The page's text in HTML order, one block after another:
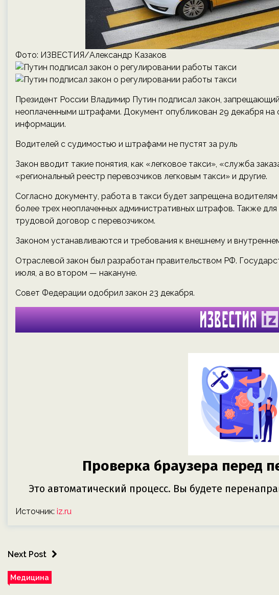
Фото: ИЗВЕСТИЯ/Александр Казаков
Президент России Владимир Путин подписал закон,
неоплаченными штрафами. Документ опубликован 29 декабря
информации.
Водителей с судимостью и штрафами не пустят за руль
Закон вводит такие понятия, как «легковое такси», «служба
«региональный реестр перевозчиков легковым такси» и другие.
Согласно документу, работа в такси будет запрещена
более трех неоплаченных административных штрафов. Также
трудовой договор с перевозчиком.
Законом устанавливаются и требования к внешнему и
Отраслевой закон был разработан правительством РФ.
июля, а во втором — накануне.
Совет Федерации одобрил закон 23 декабря.
Источник: iz.ru
Next Post
Медицина